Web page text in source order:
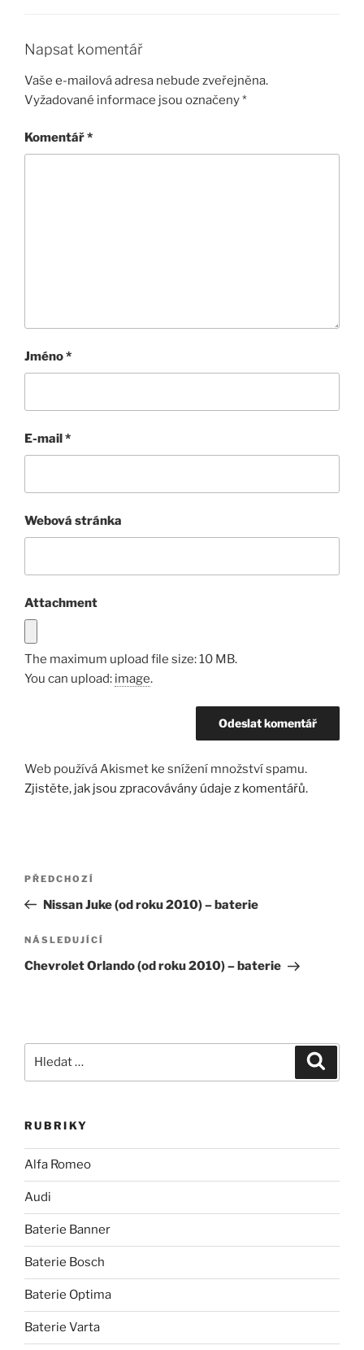
Napsat komentář
Vaše e-mailová adresa nebude zveřejněna.
Vyžadované informace jsou označeny*
Komentář*
Jméno*
E-mail*
Webová stránka
Attachment
The maximum upload file size: 10 MB.
You can upload: image.
Web používá Akismet ke snížení množství spamu.
Zjistěte, jak jsou zpracovávány údaje z komentářů.
Navigace
příspěvek
Předchozí
příspěvek
PŘEDCHOZÍ
Nissan Juke (od roku 2010) – baterie
Následující
příspěvek
NÁSLEDUJÍCÍ
Chevrolet Orlando (od roku 2010) – baterie
RUBRIKY
Alfa Romeo
Audi
Baterie Banner
Baterie Bosch
Baterie Optima
Baterie Varta